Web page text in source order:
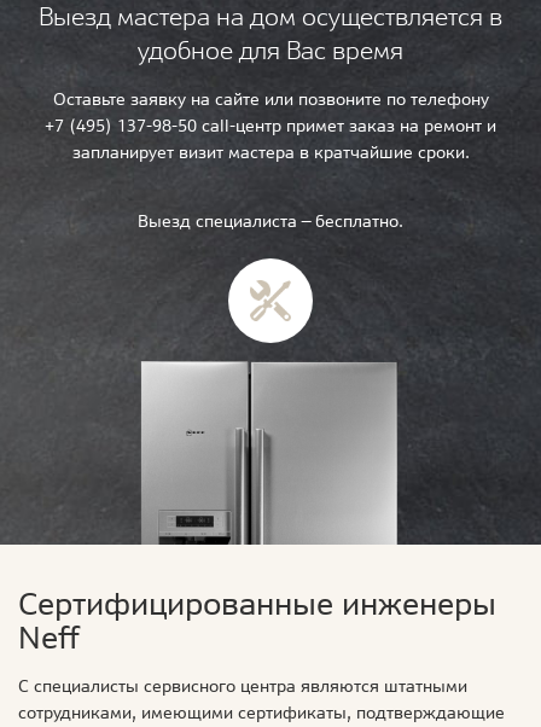
Выезд мастера на дом осуществляется в
удобное для Вас время
Оставьте заявку на сайте или позвоните по телефону
+7 (495) 137-98-50 call-центр примет заказ на ремонт и
запланирует визит мастера в кратчайшие сроки.
Выезд специалиста — бесплатно.
Сертифицированные инженеры
Neff
С специалисты сервисного центра являются штатными
сотрудниками, имеющими сертификаты, подтверждающие